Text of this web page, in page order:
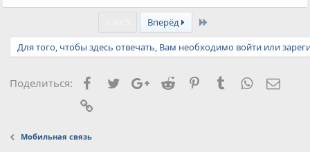
Вперёд Last
Для того, чтобы здесь отвечать, Вам необходимо войти или
Поделиться: Facebook
TwitterGoogle+
Reddit PinterestTumblrWhatsApp
Мобильная связь